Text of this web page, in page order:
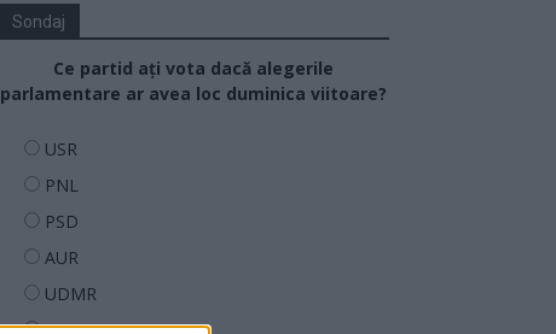
Sondaj
Ce partid ați vota dacă alegerile
parlamentare ar avea loc duminica viitoare?
USR
PNL
PSD
AUR
UDMR